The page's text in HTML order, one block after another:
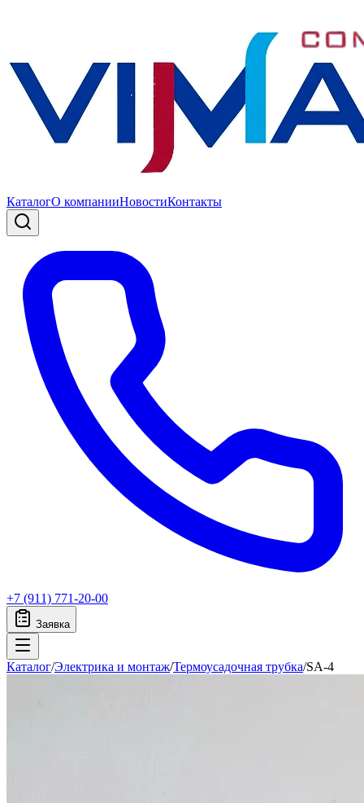
КаталогО компанииНовостиКонтакты
+7 (911) 771-20-00
Заявка
Каталог/Электрика и монтаж/Термоусадочная трубка/SA-4